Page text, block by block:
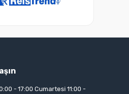
- 17:00 Cumartesi 11:00 -